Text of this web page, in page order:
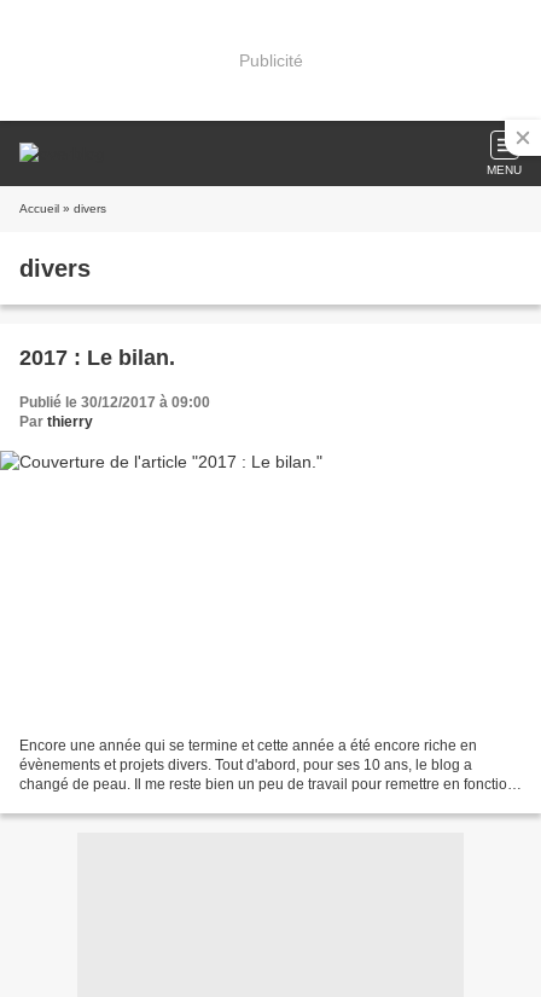
Publicité
MENU
Accueil » divers
divers
2017 : Le bilan.
Publié le 30/12/2017 à 09:00
Par thierry
Encore une année qui se termine et cette année a été encore riche en
évènements et projets divers. Tout d'abord, pour ses 10 ans, le blog a
changé de peau. Il me reste bien un peu de travail pour remettre en fonction